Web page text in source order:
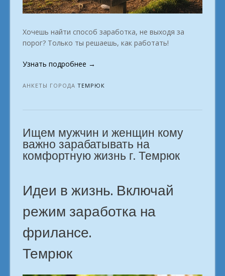
Хочешь найти способ заработка, не выходя за
порог? Только ты решаешь, как работать!
Узнать подробнее «Домашний
Преврати
г.
Темрюк»
→
АНКЕТЫ ГОРОДА ТЕМРЮК
Ищем мужчин и женщин кому
важно зарабатывать на
комфортную жизнь г. Темрюк
Идеи в жизнь. Включай
режим заработка на
фрилансе.
Темрюк